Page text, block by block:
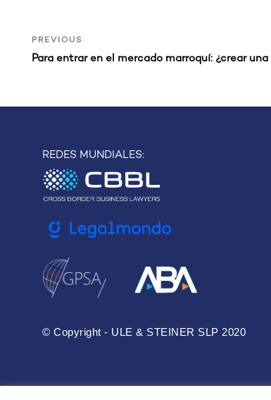
Navegación
de
Previous
Post
PREVIOUS
Para entrar en el mercado marroquí: ¿crear
REDES MUNDIALES:
© Copyright - ULE & STEINER SLP 2020